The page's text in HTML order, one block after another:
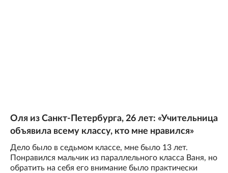
Оля из Санкт-Петербурга, 26 лет: «Учительница
объявила всему классу, кто мне нравился»
Дело было в седьмом классе, мне было 13 лет.
Понравился мальчик из параллельного класса Ваня, но
обратить на себя его внимание было практически